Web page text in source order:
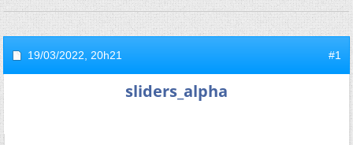
19/03/2022, 20h21 #1
sliders_alpha